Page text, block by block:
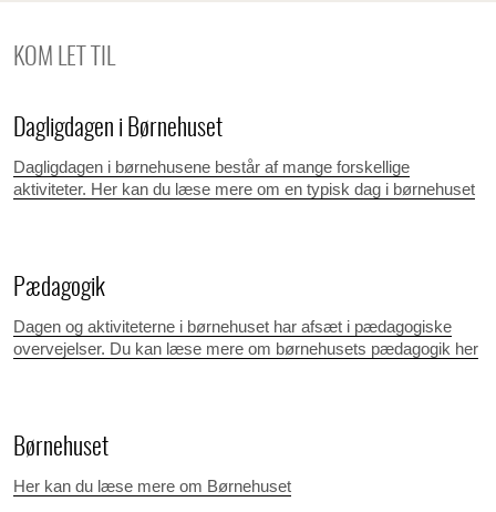
KOM LET TIL
Dagligdagen i Børnehuset
Dagligdagen i børnehusene består af mange forskellige
aktiviteter. Her kan du læse mere om en typisk dag i børnehuset
Pædagogik
Dagen og aktiviteterne i børnehuset har afsæt i pædagogiske
overvejelser. Du kan læse mere om børnehusets pædagogik her
Børnehuset
Her kan du læse mere om Børnehuset